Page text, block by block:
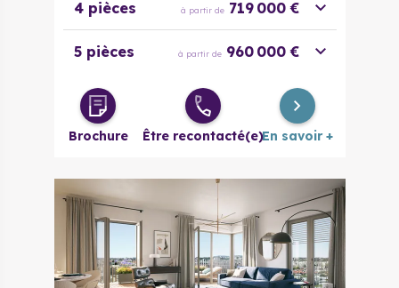
4 pièces à partir de 719 000 €
5 pièces à partir de 960 000 €
Brochure Être recontacté(e)En savoir +